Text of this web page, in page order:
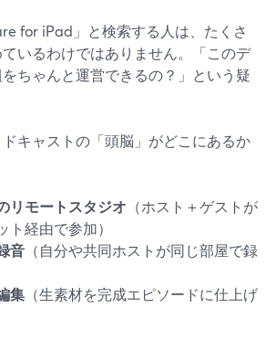
for iPad」と検索する人は、たくさ
いるわけではありません。「このデ
ちゃんと運営できるの？」という疑
キャストの「頭脳」がどこにあるか
リモートスタジオ （ホスト＋ゲストが
ト経由で参加）
音 （自分や共同ホストが同じ部屋で録
集 （生素材を完成エピソードに仕上げ